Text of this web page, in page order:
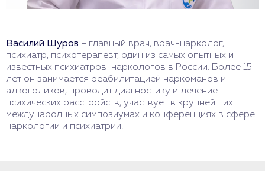
Василий Шуров – главный врач, врач-нарколог,
психиатр, психотерапевт, один из самых опытных и
известных психиатров-наркологов в России. Более 15
лет он занимается реабилитацией наркоманов и
алкоголиков, проводит диагностику и лечение
психических расстройств, участвует в крупнейших
международных симпозиумах и конференциях в сфере
наркологии и психиатрии.